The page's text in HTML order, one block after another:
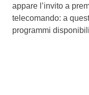
appare l’invito a
telecomando: a
programmi